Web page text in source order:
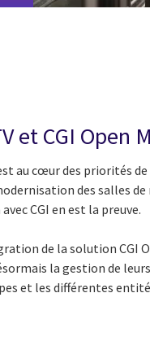
et CGI Open
au cœur des priorités de
des salles
CGI en est la preuve.
de la solution CGI
la gestion de
et les différentes